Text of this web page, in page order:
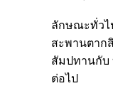
ลักษณะทั่วไ
สะพานตาก
สัมปทานกับ
ต่อไป